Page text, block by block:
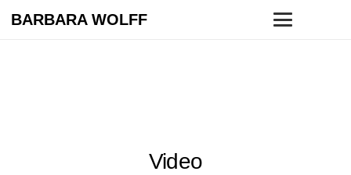
BARBARA WOLFF
Video